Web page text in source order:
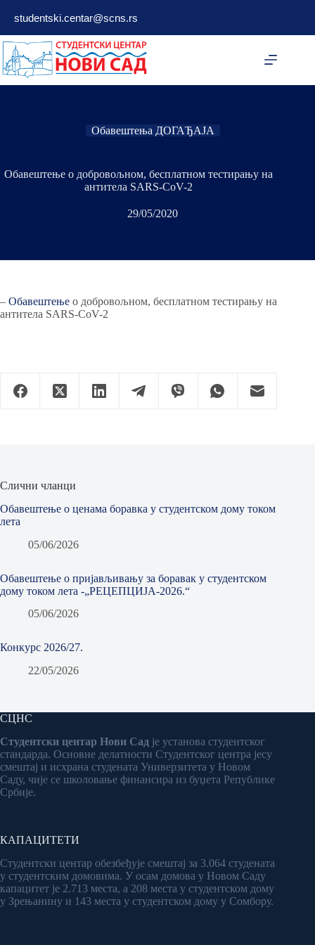
studentski.centar@scns.rs
Обавештења ДОГАЂАЈА
Обавештење о добровољном, бесплатном тестирању на
антитела SARS-CoV-2
29/05/2020
– Обавештење о добровољном, бесплатном тестирању на
антитела SARS-CoV-2
Слични чланци
Обавештење о ценама боравка у студентском дому током
лета
05/06/2026
Обавештење о пријављивању за боравак у студентском
дому током лета -„РЕЦЕПЦИЈА-2026.“
05/06/2026
Конкурс 2026/27.
22/05/2026
СЦНС
Студентски центар Нови Сад је установа студентског
стандарда. Основне делатности Студентског центра јесу
смештај и исхрана студената Универзитета у Новом
Саду, чије се школовање финансира из буџета Републике
Србије.
КАПАЦИТЕТИ
Студентски центар обезбеђује смештај за 3.064 студената
у студентским домовима. У осам домова у Новом Саду
капацитет је 2.713 места, а 208 места у студентском дому
у Зрењанину и 143 места у студентском дому у Сомбору.